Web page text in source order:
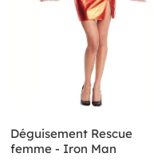
Déguisement Rescue
femme - Iron Man